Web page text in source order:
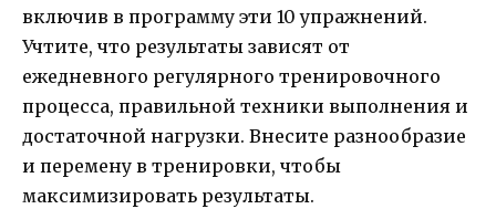
включив в программу эти 10 упражнений.
Учтите, что результаты зависят от
ежедневного регулярного тренировочного
процесса, правильной техники выполнения и
достаточной нагрузки. Внесите разнообразие
и перемену в тренировки, чтобы
максимизировать результаты.